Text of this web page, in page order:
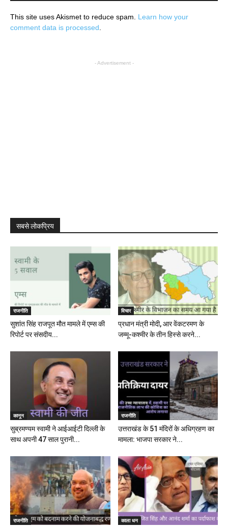
This site uses Akismet to reduce spam. Learn how your
comment data is processed
- Advertisement -
सबसे लोकप्रिय
राजनीति
सुशांत सिंह राजपूत मौत मामले में एम्स की
रिपोर्ट पर संसदीय...
विचार
प्रधान मंत्री मोदी, आर वेंकटरमण के
जम्मू-कश्मीर के तीन हिस्से करने...
कानून
सुब्रमण्यम स्वामी ने आईआईटी दिल्ली के
साथ अपनी 47 साल पुरानी...
राजनीति
उत्तराखंड के 51 मंदिरों के अधिग्रहण का
मामला: भाजपा सरकार ने...
राजनीति काला धन